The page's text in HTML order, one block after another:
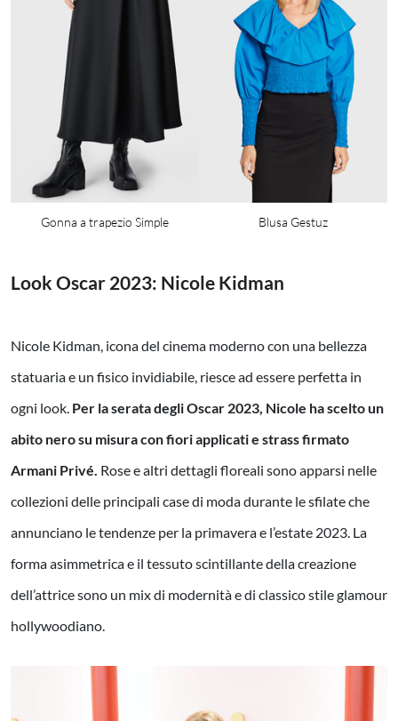
Gonna a trapezio Simple Blusa Gestuz
Look Oscar 2023: Nicole Kidman
Nicole Kidman, icona del cinema moderno con una bellezza
statuaria e un fisico invidiabile, riesce ad essere perfetta in
ogni look. Per la serata degli Oscar 2023, Nicole ha scelto un
abito nero su misura con fiori applicati e strass firmato
Armani Privé. Rose e altri dettagli floreali sono apparsi nelle
collezioni delle principali case di moda durante le sfilate che
annunciano le tendenze per la primavera e l’estate 2023. La
forma asimmetrica e il tessuto scintillante della creazione
dell’attrice sono un mix di modernità e di classico stile glamour
hollywoodiano.